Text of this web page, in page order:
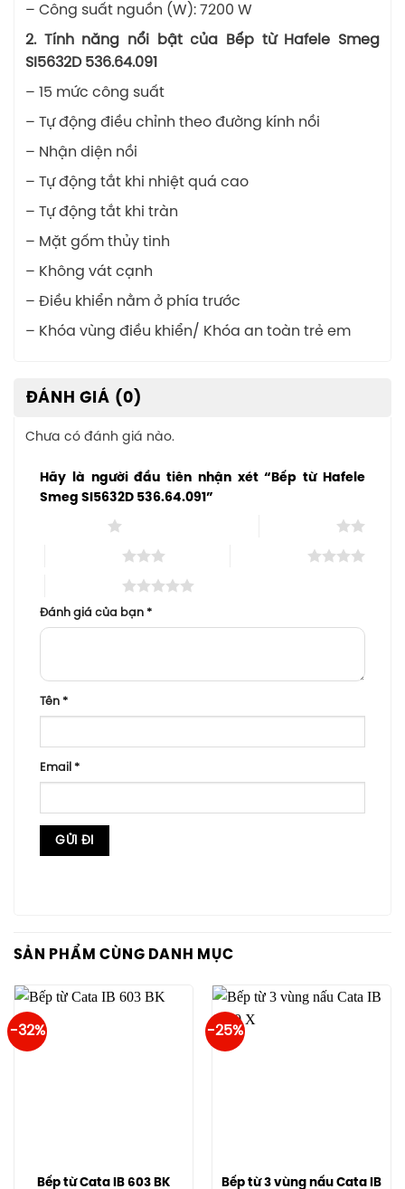
– Công suất nguồn (W): 7200 W
2. Tính năng nổi bật của Bếp từ Hafele Smeg
SI5632D 536.64.091
– 15 mức công suất
– Tự động điều chỉnh theo đường kính nồi
– Nhận diện nồi
– Tự động tắt khi nhiệt quá cao
– Tự động tắt khi tràn
– Mặt gốm thủy tinh
– Không vát cạnh
– Điều khiển nằm ở phía trước
– Khóa vùng điều khiển/ Khóa an toàn trẻ em
ĐÁNH GIÁ (0)
Chưa có đánh giá nào.
Hãy là người đầu tiên nhận xét “Bếp từ Hafele
Smeg SI5632D 536.64.091”
Đánh giá của bạn *
Tên *
Email *
SẢN PHẨM CÙNG DANH MỤC
-32%
Bếp từ Cata IB 603 BK
-25%
Bếp từ 3 vùng nấu Cata IB